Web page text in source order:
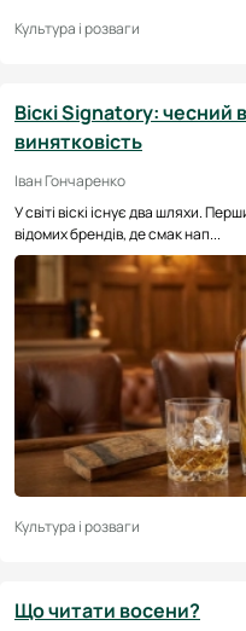
Культура і розваги
Віскі Signatory: чесний
винятковість
Іван Гончаренко
У світі віскі існує два шляхи.
відомих брендів, де смак нап...
Культура і розваги
Що читати восени?